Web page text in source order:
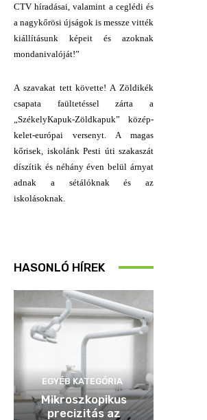
CTV híradásai, valamint a ceglédi és
a nagykőrösi újságok is messze vitték
kiállításunk képeit és azoknak
mondanivalóját!”
A szavakat tett követte! A Zöldikék
csapata faültetéssel zárta a
SzékelyKapuk-Zöldkapuk” közép-
kelet-európai versenyt. A magas
kőrisek, iskolánk Pesti úti szakaszát
díszítik és néhány éven belül árnyat
adnak a sétálóknak és az
iskolásoknak.
HASONLÓ HÍREK
EGYÉB KATEGÓRIA
Mikroszkopikus
precizitás az